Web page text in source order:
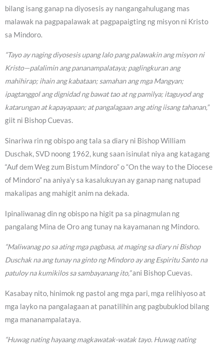
bilang isang ganap na diyosesis ay nangangahulugang mas
malawak na pagpapalawak at pagpapaigting ng misyon ni Kristo
sa Mindoro.
“Tayo ay naging diyosesis upang lalo pang palawakin ang misyon ni
Kristo—palalimin ang pananampalataya; paglingkuran ang
mahihirap; ihain ang kabataan; samahan ang mga Mangyan;
ipagtanggol ang dignidad ng bawat tao at ng pamilya; itaguyod ang
katarungan at kapayapaan; at pangalagaan ang ating iisang tahanan,”
giit ni Bishop Cuevas.
Sinariwa rin ng obispo ang tala sa diary ni Bishop William
Duschak, SVD noong 1962, kung saan isinulat niya ang katagang
“Auf dem Weg zum Bistum Mindoro” o “On the way to the Diocese
of Mindoro” na aniya’y sa kasalukuyan ay ganap nang natupad
makalipas ang mahigit anim na dekada.
Ipinaliwanag din ng obispo na higit pa sa pinagmulan ng
pangalang Mina de Oro ang tunay na kayamanan ng Mindoro.
“Maliwanag po sa ating mga pagbasa, at maging sa diary ni Bishop
Duschak na ang tunay na ginto ng Mindoro ay ang Espiritu Santo na
patuloy na kumikilos sa sambayanang ito,”ani Bishop Cuevas.
Kasabay nito, hinimok ng pastol ang mga pari, mga relihiyoso at
mga layko na pangalagaan at panatilihin ang pagbubuklod bilang
mga mananampalataya.
“Huwag nating hayaang magkawatak-watak tayo. Huwag nating